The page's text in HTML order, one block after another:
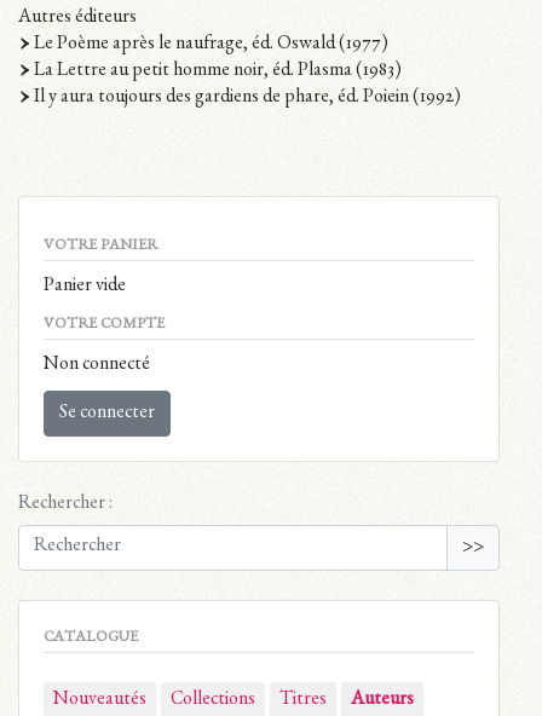
Autres éditeurs
Le Poème après le naufrage, éd. Oswald (1977)
La Lettre au petit homme noir, éd. Plasma (1983)
Il y aura toujours des gardiens de phare, éd. Poiein (1992)
VOTRE PANIER
Panier vide
VOTRE COMPTE
Non connecté
Se connecter
Rechercher :
>>
CATALOGUE
Nouveautés Collections Titres Auteurs